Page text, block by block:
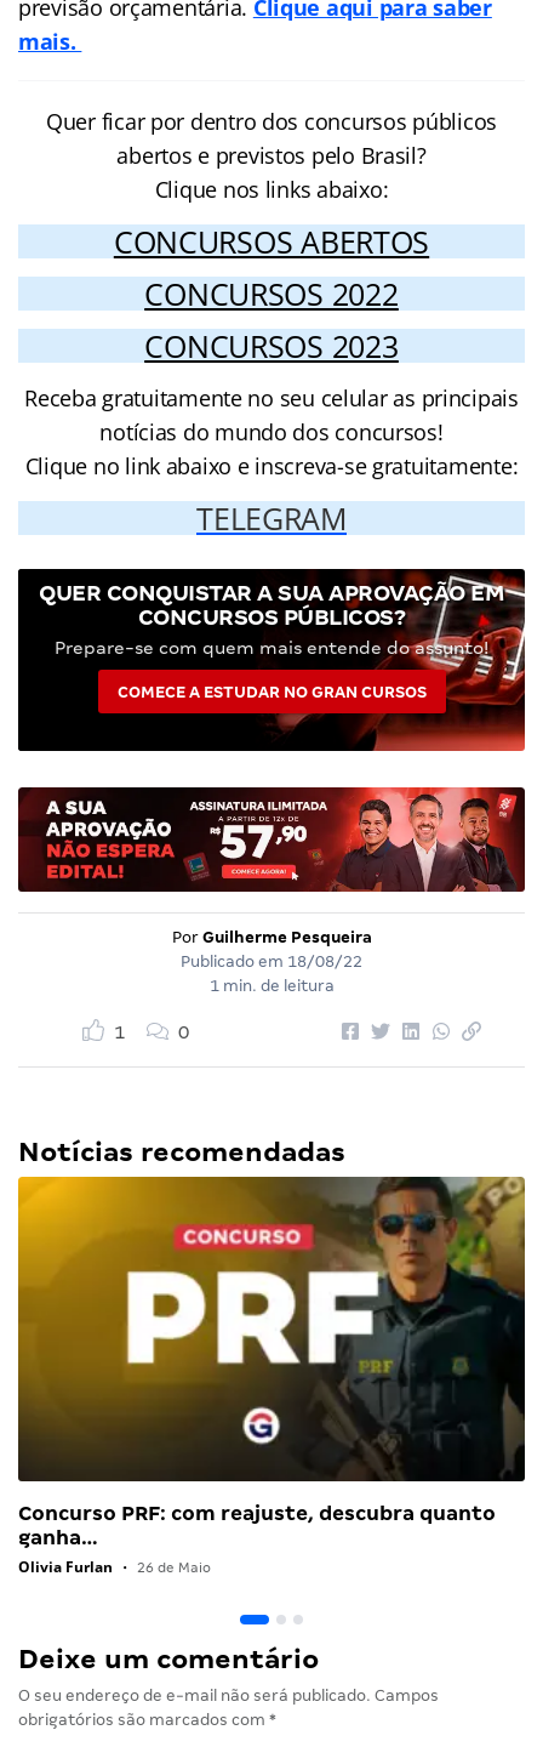
previsão orçamentária. Clique aqui para saber
mais.
Quer ficar por dentro dos concursos públicos
abertos e previstos pelo Brasil?
Clique nos links abaixo:
CONCURSOS ABERTOS
CONCURSOS 2022
CONCURSOS 2023
Receba gratuitamente no seu celular as principais
notícias do mundo dos concursos!
Clique no link abaixo e inscreva-se gratuitamente:
TELEGRAM
QUER CONQUISTAR A SUA APROVAÇÃO EM
CONCURSOS PÚBLICOS?
Prepare-se com quem mais entende do assunto!
COMECE A ESTUDAR NO GRAN CURSOS
Por Guilherme Pesqueira
Publicado em 18/08/22
1 min. de leitura
1 0
Notícias recomendadas
Concurso PRF: com reajuste, descubra quanto
ganha…
Olivia Furlan • 26 de Maio
Deixe um comentário
O seu endereço de e-mail não será publicado. Campos
obrigatórios são marcados com *